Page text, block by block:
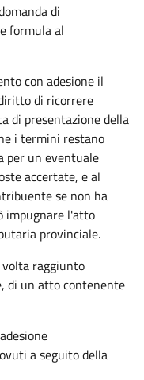
di
formula al
con adesione il
di ricorrere
di presentazione della
i termini restano
per un eventuale
accertate, e al
se non ha
impugnare l'atto
provinciale.
raggiunto
di un atto contenente
a seguito della